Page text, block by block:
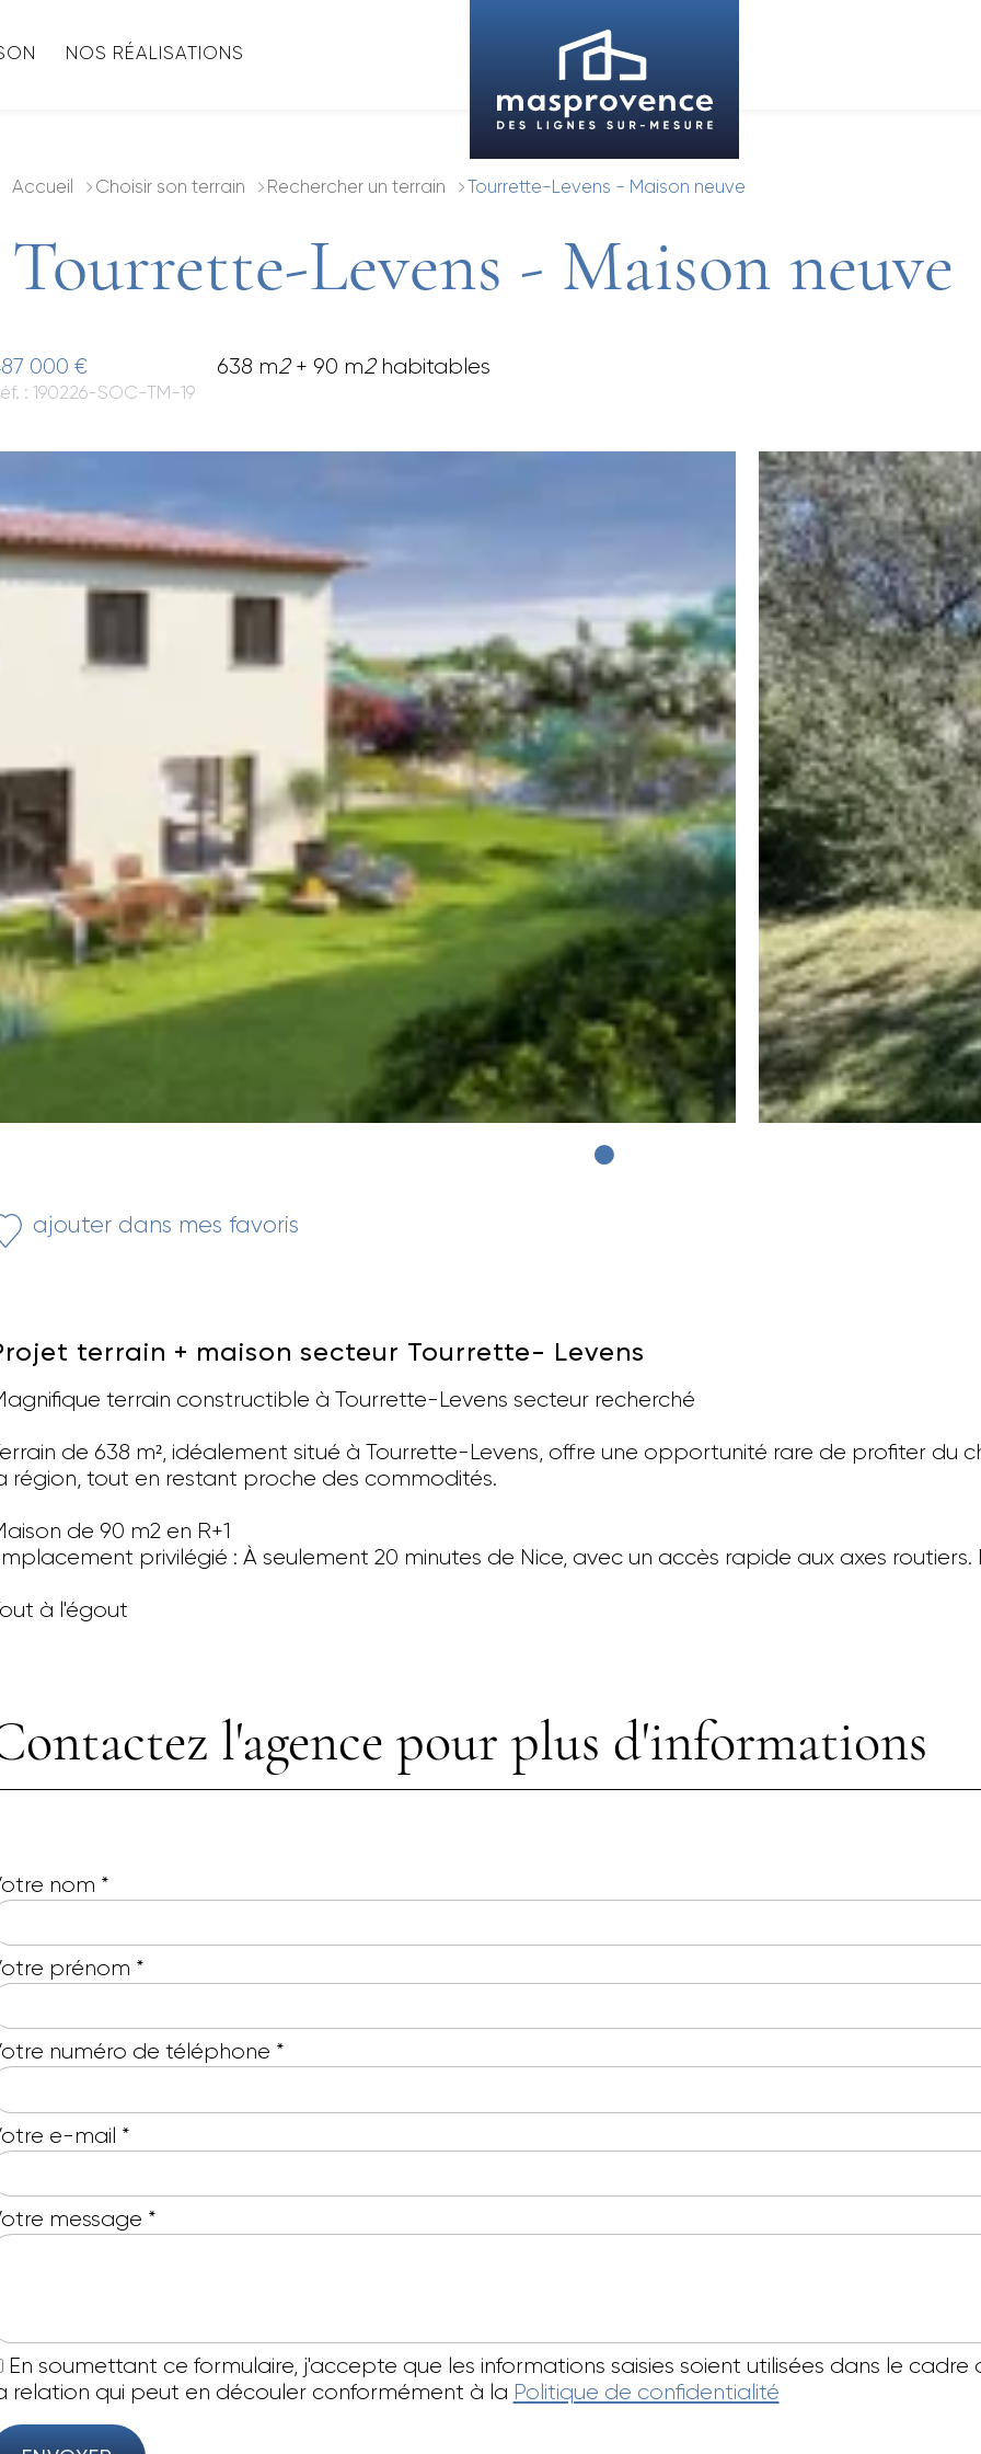
NOS RÉALISATIONS
Accueil Choisir son terrain Rechercher un terrain Tourrette-Levens - Maison neuve
Tourrette-Levens - Maison neuve
000 € 638 m2+ 90 m2habitables
: 190226-SOC-TM-19
ajouter dans mes favoris
terrain + maison secteur Tourrette- Levens
terrain constructible à Tourrette-Levens secteur recherché
de 638 m², idéalement situé à Tourrette-Levens, offre une opportunité rare de profiter du
région, tout en restant proche des commodités.
de 90 m2 en R+1
privilégié : À seulement 20 minutes de Nice, avec un accès rapide aux axes
à l'égout
l'agence pour plus d'informations
nom *
prénom *
numéro de téléphone *
e-mail *
message *
En soumettant ce formulaire, j'accepte que les informations saisies soient utilisées dans le
relation qui peut en découler conformément à la Politique de confidentialité